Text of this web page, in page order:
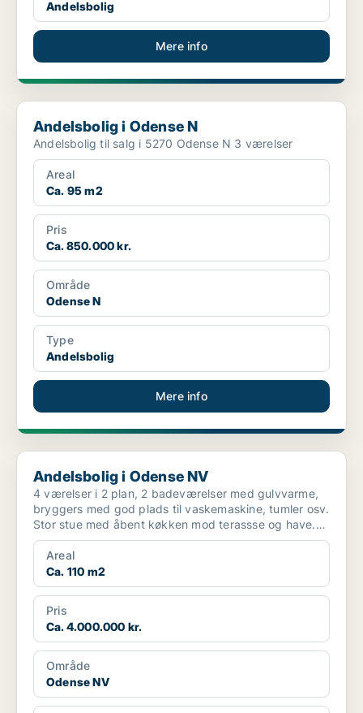
Andelsbolig
Mere info
Andelsbolig i Odense N
Andelsbolig i Odense N
Andelsbolig til salg i 5270 Odense N 3 værelser
Areal
Ca. 95 m2
Pris
Ca. 850.000 kr.
Område
Odense N
Type
Andelsbolig
Mere info
Andelsbolig i Odense NV
Andelsbolig i Odense NV
4 værelser i 2 plan, 2 badeværelser med gulvvarme,
bryggers med god plads til vaskemaskine, tumler osv.
Stor stue med åbent køkken mod terassse og have.
Stu...
Areal
Ca. 110 m2
Pris
Ca. 4.000.000 kr.
Område
Odense NV